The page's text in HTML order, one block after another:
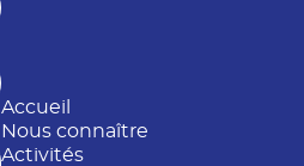
Accueil
Nous connaître
Activités